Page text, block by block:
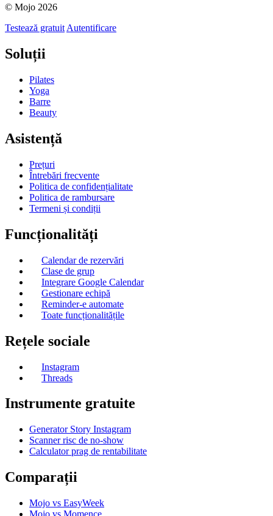
© Mojo 2026
Testează gratuit Autentificare
Soluții
Pilates
Yoga
Barre
Beauty
Asistență
Prețuri
Întrebări frecvente
Politica de confidențialitate
Politica de rambursare
Termeni și condiții
Funcționalități
Calendar de rezervări
Clase de grup
Integrare Google Calendar
Gestionare echipă
Reminder-e automate
Toate funcționalitățile
Rețele sociale
Instagram
Threads
Instrumente gratuite
Generator Story Instagram
Scanner risc de no-show
Calculator prag de rentabilitate
Comparații
Mojo vs EasyWeek